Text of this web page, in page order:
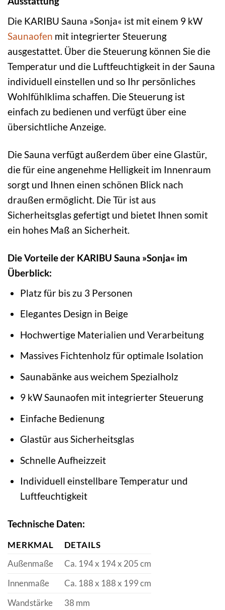
Die KARIBU Sauna »Sonja« ist mit einem 9 kW
Saunaofen mit integrierter Steuerung
ausgestattet. Über die Steuerung können Sie die
Temperatur und die Luftfeuchtigkeit in der Sauna
individuell einstellen und so Ihr persönliches
Wohlfühlklima schaffen. Die Steuerung ist
einfach zu bedienen und verfügt über eine
übersichtliche Anzeige.
Die Sauna verfügt außerdem über eine Glastür,
die für eine angenehme Helligkeit im Innenraum
sorgt und Ihnen einen schönen Blick nach
draußen ermöglicht. Die Tür ist aus
Sicherheitsglas gefertigt und bietet Ihnen somit
ein hohes Maß an Sicherheit.
Die Vorteile der KARIBU Sauna »Sonja« im
Überblick:
Platz für bis zu 3 Personen
Elegantes Design in Beige
Hochwertige Materialien und Verarbeitung
Massives Fichtenholz für optimale Isolation
Saunabänke aus weichem Spezialholz
9 kW Saunaofen mit integrierter Steuerung
Einfache Bedienung
Glastür aus Sicherheitsglas
Schnelle Aufheizzeit
Individuell einstellbare Temperatur und
Luftfeuchtigkeit
Technische Daten:
MERKMAL
DETAILS
Außenmaße
Ca. 194 x 194 x 205 cm
Innenmaße
Ca. 188 x 188 x 199 cm
Wandstärke
38 mm